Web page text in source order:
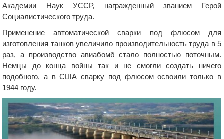
Академии Наук УССР, награжденный званием Герой
Социалистического труда.
Применение автоматической сварки под флюсом для
изготовления танков увеличило производительность труда в 5
раз, а производство авиабомб стало полностью поточным.
Немцы до конца войны так и не смогли создать ничего
подобного, а в США сварку под флюсом освоили только в
1944 году.